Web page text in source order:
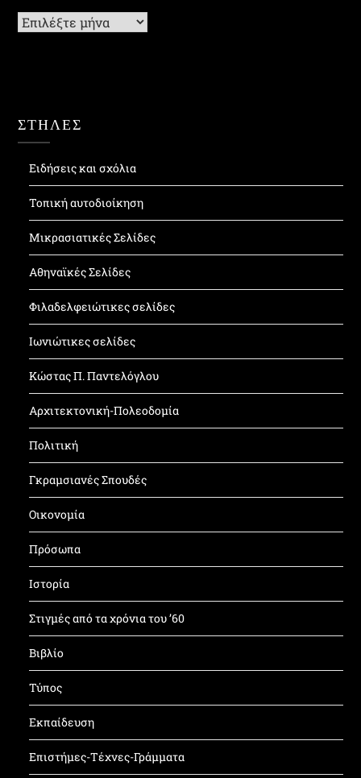
Ιστορικό
ΣΤΗΛΕΣ
Ειδήσεις και σχόλια
Τοπική αυτοδιοίκηση
Μικρασιατικές Σελίδες
Αθηναϊκές Σελίδες
Φιλαδελφειώτικες σελίδες
Ιωνιώτικες σελίδες
Κώστας Π. Παντελόγλου
Αρχιτεκτονική-Πολεοδομία
Πολιτική
Γκραμσιανές Σπουδές
Οικονομία
Πρόσωπα
Ιστορία
Στιγμές από τα χρόνια του ’60
Βιβλίο
Τύπος
Εκπαίδευση
Επιστήμες-Τέχνες-Γράμματα